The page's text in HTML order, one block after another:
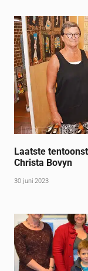
Laatste
Christa Bovyn
30 juni 2023